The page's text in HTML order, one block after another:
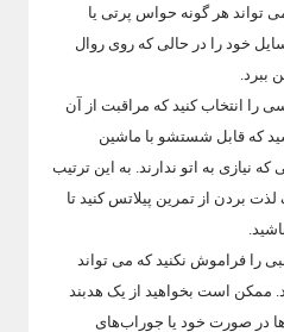
تواند هر گونه حواس پرتی یا
خود را در حالی که روی روال
ببرد.
را انتخاب کنید که مراقبت از آن
که قابل شستشو با ماشین
نیازی به اتو ندارند. به این ترتیب
بردن از تمرین پیلاتس کنید تا
را فراموش نکنید که می تواند
ممکن است بخواهید از یک هدبند
در صورت خود یا جوراب‌های